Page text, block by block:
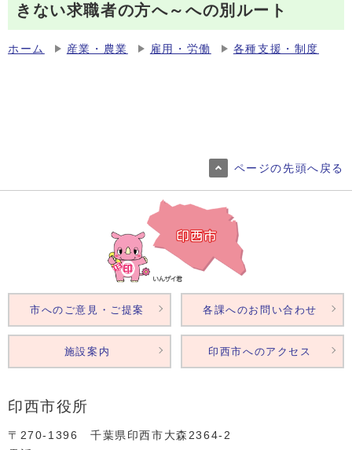
きない求職者の方へ～への別ルート
ホーム 産業・農業 雇用・労働 各種支援・制度
ページの先頭へ戻る
印西市役所
〒270-1396 千葉県印西市大森2364‐2
市へのご意見・ご提案 各課へのお問い合わせ
施設案内 印西市へのアクセス